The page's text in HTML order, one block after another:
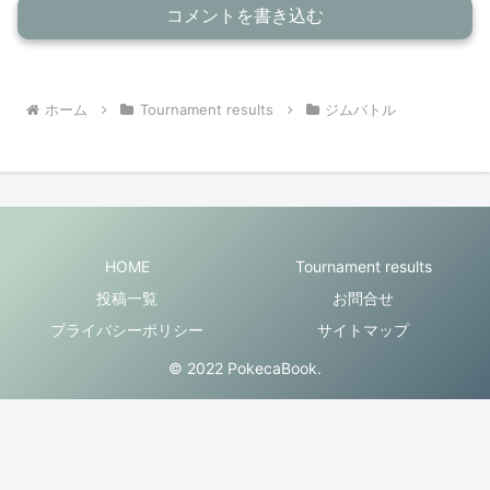
コメントを書き込む
ホーム Tournament results ジムバトル
HOME
Tournament results
投稿一覧
お問合せ
プライバシーポリシー
サイトマップ
© 2022 PokecaBook.